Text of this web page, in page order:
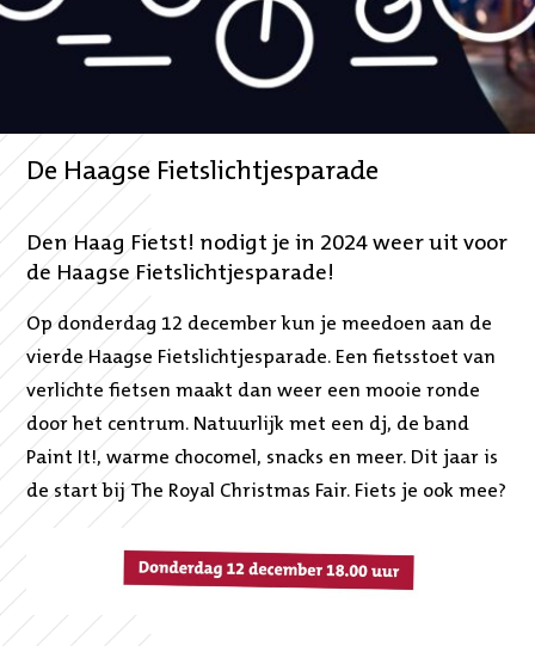
De Haagse Fietslichtjesparade
Den Haag Fietst! nodigt je in 2024 weer uit voor
de Haagse Fietslichtjesparade!
Op donderdag 12 december kun je meedoen aan de
vierde Haagse Fietslichtjesparade. Een fietsstoet van
verlichte fietsen maakt dan weer een mooie ronde
door het centrum. Natuurlijk met een dj, de band
Paint It!, warme chocomel, snacks en meer. Dit jaar is
de start bij The Royal Christmas Fair. Fiets je ook mee?